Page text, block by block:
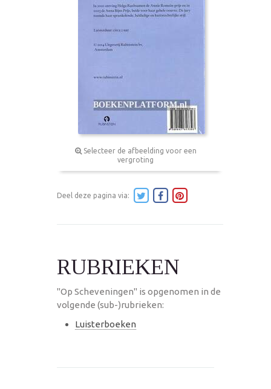
Selecteer de afbeelding voor een
vergroting
Deel deze pagina via:
RUBRIEKEN
"Op Scheveningen" is opgenomen in de
volgende (sub-)rubrieken:
Luisterboeken